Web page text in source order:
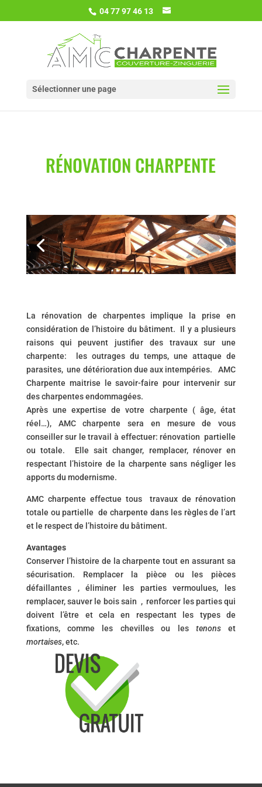
04 77 97 46 13
Sélectionner une page
RÉNOVATION CHARPENTE
La rénovation de charpentes implique la prise en
considération de l’histoire du bâtiment. Il y a plusieurs
raisons qui peuvent justifier des travaux sur une
charpente: les outrages du temps, une attaque de
parasites, une détérioration due aux intempéries. AMC
Charpente maitrise le savoir-faire pour intervenir sur
des charpentes endommagées.
Après une expertise de votre charpente ( âge, état
réel…), AMC charpente sera en mesure de vous
conseiller sur le travail à effectuer: rénovation partielle
ou totale. Elle sait changer, remplacer, rénover en
respectant l’histoire de la charpente sans négliger les
apports du modernisme.
AMC charpente effectue tous travaux de rénovation
totale ou partielle de charpente dans les règles de l’art
et le respect de l’histoire du bâtiment.
Avantages
Conserver l’histoire de la charpente tout en assurant sa
sécurisation. Remplacer la pièce ou les pièces
défaillantes , éliminer les parties vermoulues, les
remplacer, sauver le bois sain , renforcer les parties qui
doivent l’être et cela en respectant les types de
fixations, comme les chevilles ou les tenonset
mortaises, etc.